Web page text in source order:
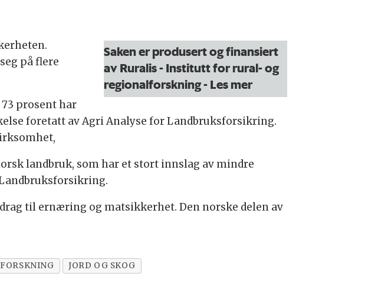
Saken er produsert og finansiert
av Ruralis - Institutt for rural- og
regionalforskning- Les mer
på flere
prosent har
foretatt av Agri Analyse for Landbruksforsikring.
landbruk, som har et stort innslag av mindre
til ernæring og matsikkerhet. Den norske delen av
JORD OG SKOG